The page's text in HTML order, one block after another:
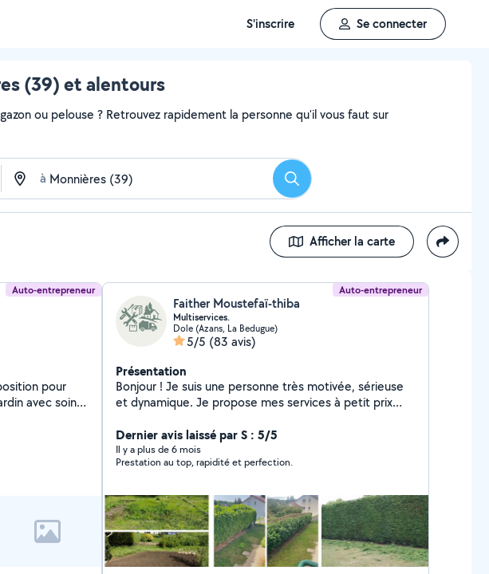
S'inscrire Se connecter
(39) et alentours
ou pelouse ? Retrouvez rapidement la personne qu'il vous faut sur
à Rechercher
Afficher la carte
Auto-entrepreneur
pour
avec soins
Auto-entrepreneur
Faither Moustefaï-thiba
Multiservices.
Dole (Azans, La Bedugue)
5/5 (83 avis)
Présentation
Bonjour ! Je suis une personne très motivée, sérieuse
et dynamique. Je propose mes services à petit prix
déménagement et aide au déménagement, jardinage,
etc.). N'hésitez pas à me contacter, je suis disponible
et toujours prêt à rendre service avec le sourire !
Dernier avis laissé par S : 5/5
Il y a plus de 6 mois
Prestation au top, rapidité et perfection.